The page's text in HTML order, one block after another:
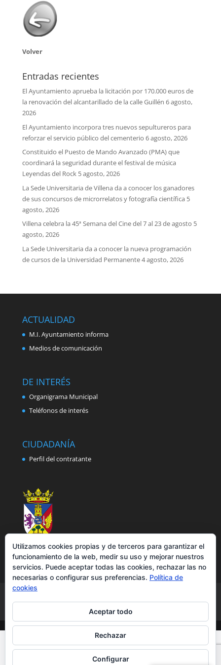
Volver
Entradas recientes
El Ayuntamiento aprueba la licitación por 170.000 euros de
la renovación del alcantarillado de la calle Guillén 6 agosto,
2026
El Ayuntamiento incorpora tres nuevos sepultureros para
reforzar el servicio público del cementerio 6 agosto, 2026
Constituido el Puesto de Mando Avanzado (PMA) que
coordinará la seguridad durante el festival de música
Leyendas del Rock 5 agosto, 2026
La Sede Universitaria de Villena da a conocer los ganadores
de sus concursos de microrrelatos y fotografía científica 5
agosto, 2026
Villena celebra la 45ª Semana del Cine del 7 al 23 de agosto 5
agosto, 2026
La Sede Universitaria da a conocer la nueva programación
de cursos de la Universidad Permanente4 agosto, 2026
ACTUALIDAD
M.I. Ayuntamiento informa
Medios de comunicación
DE INTERÉS
Organigrama Municipal
Teléfonos de interés
CIUDADANÍA
Perfil del contratante
Política de cookies
Accesibilidad
Utilizamos cookies propias y de terceros para garantizar el
funcionamiento de la web, medir su uso y mejorar nuestros
servicios. Puede aceptar todas las cookies, rechazar las no
necesarias o configurar sus preferencias. Política de
cookies
Aceptar todo
Rechazar
Configurar